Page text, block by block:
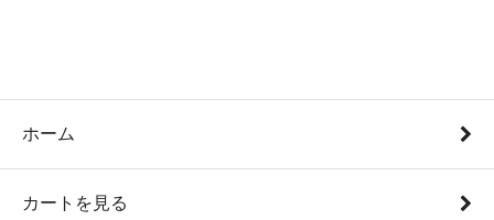
ホーム
カートを見る